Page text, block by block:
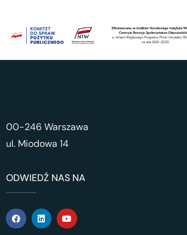
00-246 Warszawa
ul. Miodowa 14
ODWIEDŹ NAS NA